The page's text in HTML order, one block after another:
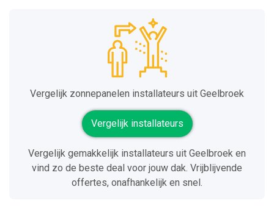
Vergelijk zonnepanelen installateurs uit Geelbroek
Vergelijk installateurs
Vergelijk gemakkelijk installateurs uit Geelbroek en
vind zo de beste deal voor jouw dak. Vrijblijvende
offertes, onafhankelijk en snel.